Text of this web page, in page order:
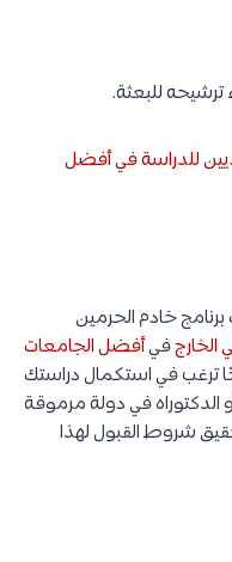
للبعثة.
للدراسة في أفضل
خادم الحرمين
الخارجفيأفضل الجامعات
ترغب في استكمال دراستك
الدكتوراه في دولة مرموقة
شروط القبول لهذا